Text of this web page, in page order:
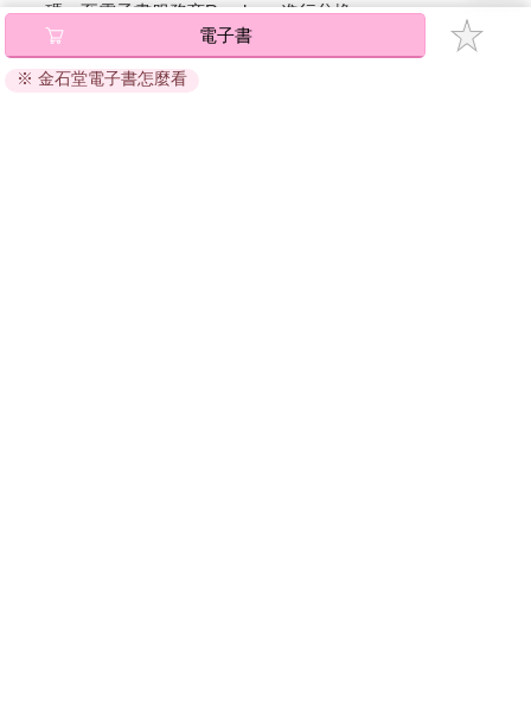
礎、較為休閒的美式服裝風格。倫敦的薩維爾街（Savile Row）
雖然賦予日本在大戰前對基本男裝典範的認知，但在一九四五年
後，新世界的服飾則提供了一個更誘人的憧憬。
碼』至電子書服務商Readmoo進行兌換。
退換貨須知：
因版權保護，您在金石堂所購買的電子書僅能以金石堂專屬
電子書
※ 金石堂電子書怎麼看